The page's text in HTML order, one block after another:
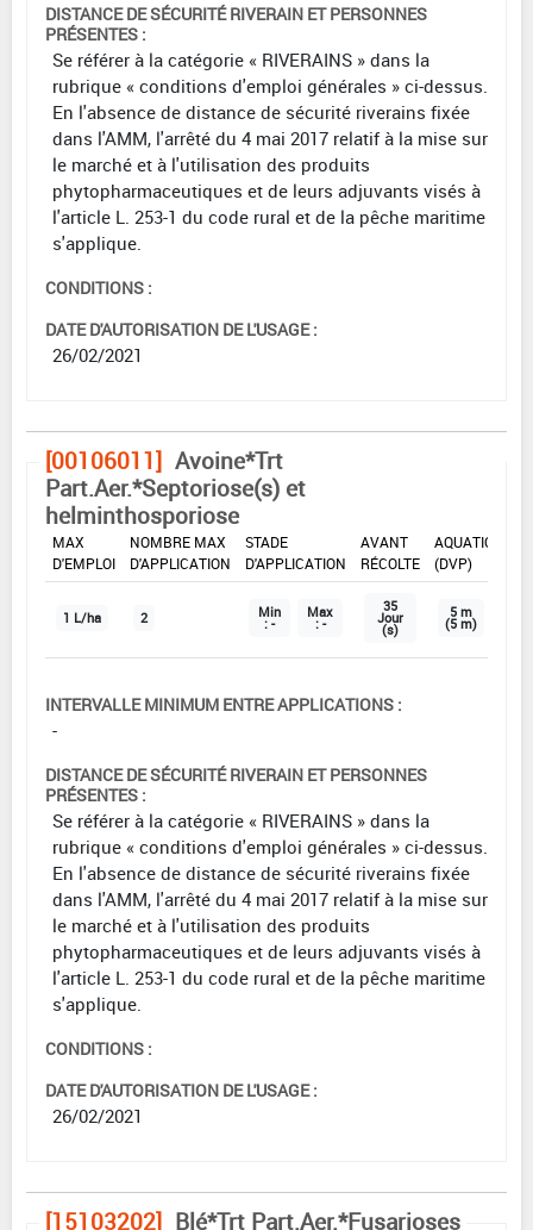
DISTANCE DE SÉCURITÉ RIVERAIN ET PERSONNES
PRÉSENTES :
Se référer à la catégorie « RIVERAINS » dans la
rubrique « conditions d'emploi générales » ci-dessus.
En l'absence de distance de sécurité riverains fixée
dans l'AMM, l'arrêté du 4 mai 2017 relatif à la mise sur
le marché et à l'utilisation des produits
phytopharmaceutiques et de leurs adjuvants visés à
l'article L. 253-1 du code rural et de la pêche maritime
s'applique.
CONDITIONS :
DATE D'AUTORISATION DE L'USAGE :
26/02/2021
[00106011] Avoine*Trt
Part.Aer.*Septoriose(s) et
helminthosporiose
DOSE
MAX
D'EMPLOI
NOMBRE MAX
D'APPLICATION
STADE
D'APPLICATION
AVANT
RÉCOLTE
AQUATIQUE
(DVP)
1 L/ha 2 Min
: -
Max
: -
35
Jour
(s)
5 m
(5 m)
INTERVALLE MINIMUM ENTRE APPLICATIONS :
-
DISTANCE DE SÉCURITÉ RIVERAIN ET PERSONNES
PRÉSENTES :
Se référer à la catégorie « RIVERAINS » dans la
rubrique « conditions d'emploi générales » ci-dessus.
En l'absence de distance de sécurité riverains fixée
dans l'AMM, l'arrêté du 4 mai 2017 relatif à la mise sur
le marché et à l'utilisation des produits
phytopharmaceutiques et de leurs adjuvants visés à
l'article L. 253-1 du code rural et de la pêche maritime
s'applique.
CONDITIONS :
DATE D'AUTORISATION DE L'USAGE :
26/02/2021
[15103202] Blé*Trt Part.Aer.*Fusarioses